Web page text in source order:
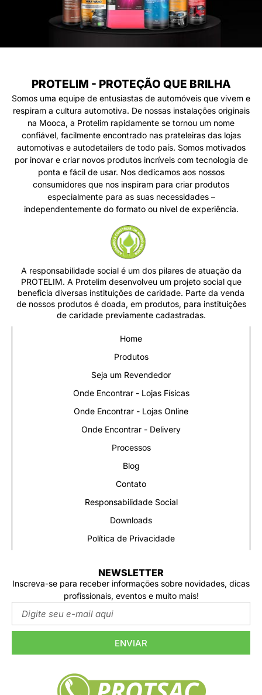
PROTELIM - PROTEÇÃO QUE BRILHA
Somos uma equipe de entusiastas de automóveis que vivem e
respiram a cultura automotiva. De nossas instalações originais
na Mooca, a Protelim rapidamente se tornou um nome
confiável, facilmente encontrado nas prateleiras das lojas
automotivas e autodetailers de todo país. Somos motivados
por inovar e criar novos produtos incríveis com tecnologia de
ponta e fácil de usar. Nos dedicamos aos nossos
consumidores que nos inspiram para criar produtos
especialmente para as suas necessidades –
independentemente do formato ou nível de experiência.
A responsabilidade social é um dos pilares de atuação da
PROTELIM. A Protelim desenvolveu um projeto social que
beneficia diversas instituições de caridade. Parte da venda
de nossos produtos é doada, em produtos, para instituições
de caridade previamente cadastradas.
Home
Produtos
Seja um Revendedor
Onde Encontrar - Lojas Físicas
Onde Encontrar - Lojas Online
Onde Encontrar - Delivery
Processos
Blog
Contato
Responsabilidade Social
Downloads
Política de Privacidade
NEWSLETTER
Inscreva-se para receber informações sobre novidades, dicas
profissionais, eventos e muito mais!
ENVIAR